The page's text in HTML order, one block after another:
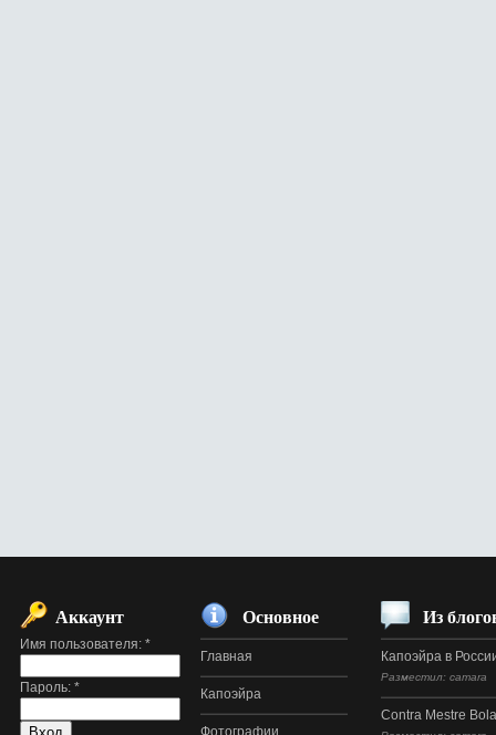
Аккаунт
Имя пользователя: *
Пароль: *
Основное
Главная
Капоэйра
Фотографии
Из
Капоэйра в
Разместил: camara
Contra Mestre Bola